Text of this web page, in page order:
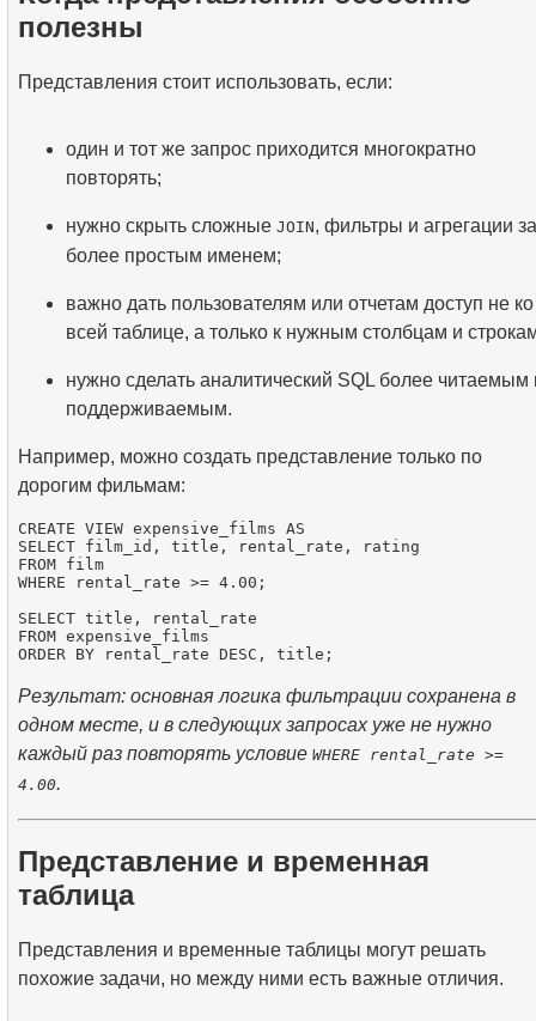
полезны
Представления стоит использовать, если:
один и тот же запрос приходится многократно
повторять;
нужно скрыть сложные JOIN, фильтры и агрегации за
более простым именем;
важно дать пользователям или отчетам доступ не ко
всей таблице, а только к нужным столбцам и
нужно сделать аналитический SQL более читаемым
поддерживаемым.
Например, можно создать представление только по
дорогим фильмам:
CREATE VIEW expensive_films AS
SELECT film_id, title, rental_rate, rating
FROM film
WHERE rental_rate >= 4.00;
SELECT title, rental_rate
FROM expensive_films
Результат: основная логика фильтрации сохранена в
одном месте, и в следующих запросах уже не нужно
каждый раз повторять условие WHERE rental_rate >=
4.00.
Представление и временная
таблица
Представления и временные таблицы могут решать
похожие задачи, но между ними есть важные отличия.